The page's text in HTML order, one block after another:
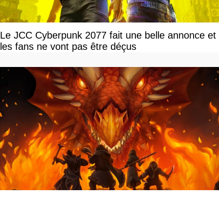
Le JCC Cyberpunk 2077 fait une belle annonce et
les fans ne vont pas être déçus